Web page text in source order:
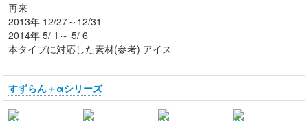
再来
2013年 12/27～12/31
2014年 5/ 1～ 5/ 6
本タイプに対応した素材(参考) アイス
すずらん＋αシリーズ